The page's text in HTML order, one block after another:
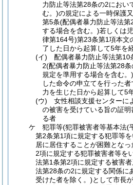
力防止等法第28条の2におい
む。)の規定による一時保護
第5条(配偶者暴力防止等法第
する場合を含む。)若しくは
律第164号)第23条第1項本文
了した日から起算して5年を
(イ)
配偶者暴力防止等法第10
2(配偶者暴力防止等法第28
規定を準用する場合を含む。
した命令の申立てを行った
力を生じた日から起算して5
(ウ)
女性相談支援センターに
の被害を受けている旨の証
る者
ケ
犯罪等(犯罪被害者等基本法(
第2条第1項に規定する犯罪等
居に居住することが困難とな
2項に規定する犯罪被害者等を
法第1条第2項に規定する被害
法第28条の2に規定する関係に
受けた者を除く。)として市長